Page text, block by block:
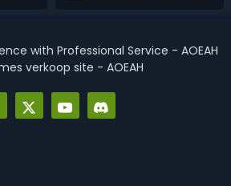
with Professional Service - AOEAH
verkoop site - AOEAH